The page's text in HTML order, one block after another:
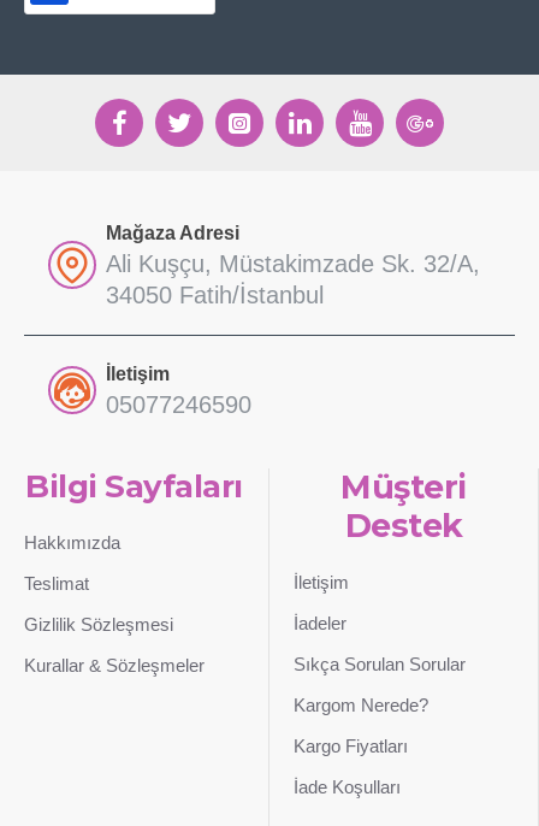
Mağaza Adresi
Ali Kuşçu, Müstakimzade Sk. 32/A,
34050 Fatih/İstanbul
İletişim
05077246590
Bilgi Sayfaları
Hakkımızda
Teslimat
Gizlilik Sözleşmesi
Kurallar & Sözleşmeler
Müşteri
Destek
İletişim
İadeler
Sıkça Sorulan Sorular
Kargom Nerede?
Kargo Fiyatları
İade Koşulları